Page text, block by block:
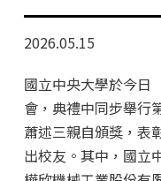
2026.05.15
國立中央大學於今日
會，典禮中同步舉行
蕭述三親自頒獎，表
出校友。其中，國立